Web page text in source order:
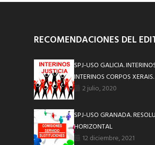
RECOMENDACIONES DEL
SPJ-USO GALICIA.
INTERINOS CORPOS XERAIS.
2 julio, 2020
SPJ-USO GRANADA.
HORIZONTAL
12 diciembre, 2021